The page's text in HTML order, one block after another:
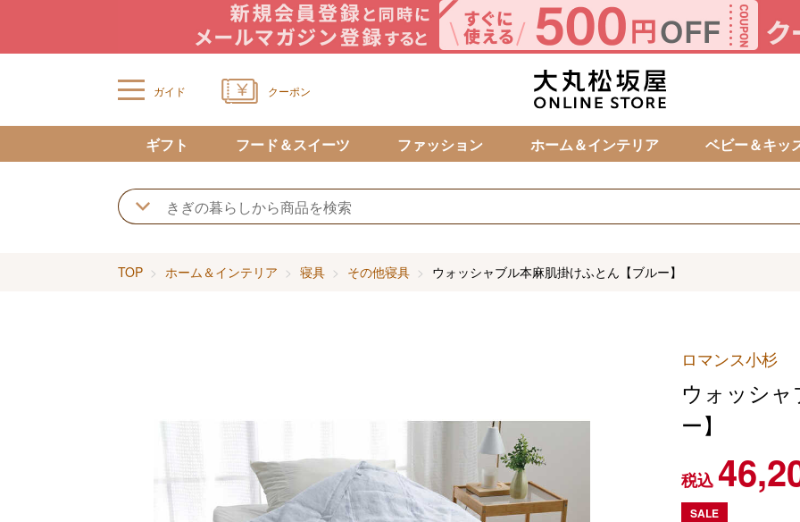
ガイド クーポン
カ
ギフト フード＆スイーツ ファッション ホーム＆インテリア ベビー＆キッ
TOP ホーム＆インテリア 寝具 その他寝具 ウォッシャブル本麻肌掛けふとん【ブルー】
ロマンス小杉
ウォッシ
ー】
税込
SALE